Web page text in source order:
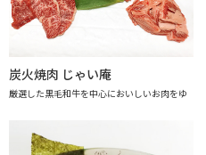
炭火焼肉 じゃい庵
厳選した黒毛和牛を中心においしいお肉をゆ